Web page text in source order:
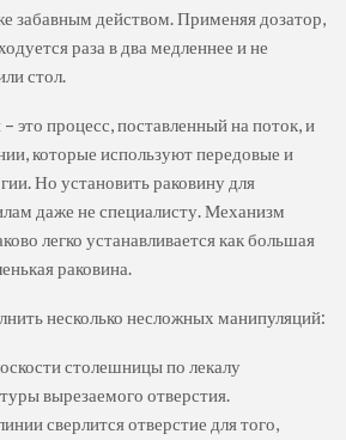
забавным действом. Применяя дозатор,
раза в два медленнее и не
стол.
это процесс, поставленный на поток, и
которые используют передовые и
Но установить раковину для
даже не специалисту. Механизм
легко устанавливается как большая
раковина.
несколько несложных манипуляций:
столешницы по лекалу
вырезаемого отверстия.
сверлится отверстие для того,